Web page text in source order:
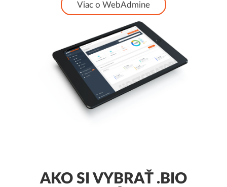
Viac o WebAdmine
AKO SI VYBRAŤ .BIO